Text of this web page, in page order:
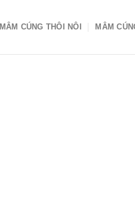
MÂM CÚNG THÔI NÔI MÂM